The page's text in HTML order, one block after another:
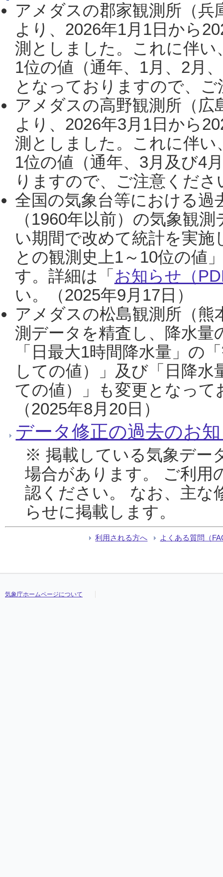
アメダスの郡家観測所（
より、2026年1月1日から
測としました。これに伴い
1位の値（通年、1月、2月
となっておりますので、
アメダスの高野観測所（
より、2026年3月1日から
測としました。これに伴い
1位の値（通年、3月及び4
りますので、ご注意くだ
全国の気象台等における過
（1960年以前）の気象観
い期間で改めて統計を実
との観測史上1～10位の値
す。詳細は「 お知らせ（
い。（2025年9月17日）
アメダスの松島観測所（熊
測データを精査し、降水
「日最大1時間降水量」の
しての値）」及び「日降
ての値）」も変更となっ
（2025年8月20日）
データ修正の過去のお
※ 掲載している気象デー
場合があります。 ご利用
認ください。 なお、主な
らせに掲載します。
利用される方へ よくある質問（
気象庁ホームページについて